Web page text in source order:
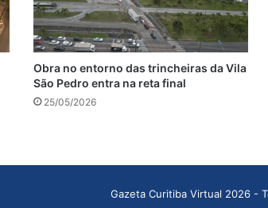
Obra no entorno das trincheiras da Vila
São Pedro entra na reta final
25/05/2026
Gazeta Curitiba Virtual 2026 -